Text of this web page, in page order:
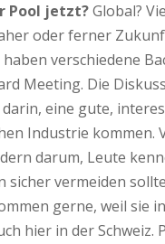
Pool jetzt?Global?
oder ferner
verschiedene
Meeting. Die
eine gute,
Industrie
darum, Leute
vermeiden
gerne, weil
hier in der